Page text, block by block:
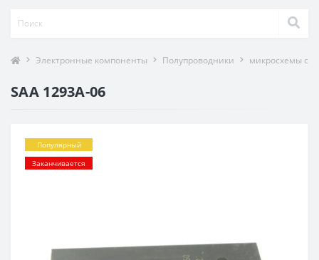
Электронные компоненты Полупроводники микросхемы
SAA 1293A-06
Популярный
Заканчивается